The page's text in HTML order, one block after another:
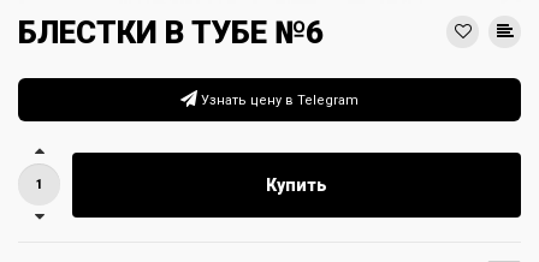
БЛЕСТКИ В ТУБЕ №6
Узнать цену в Telegram
Купить